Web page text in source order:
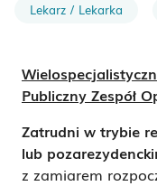
Lekarz / Lekarka
Publiczny Zespół
Zatrudni w trybie
lub
z zamiarem